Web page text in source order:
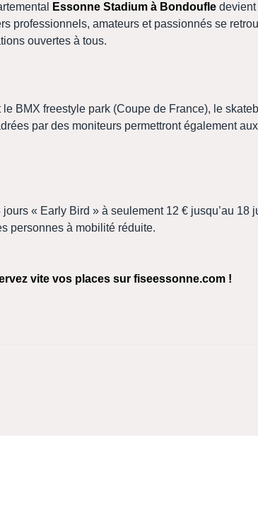
Essonne Stadium à Bondoufle
professionnels, amateurs et passionnés se
ouvertes à tous.
le BMX freestyle park (Coupe de France), le
par des moniteurs permettront également
« Early Bird » à seulement 12 € jusqu’au 18
personnes à mobilité réduite.
vite vos places sur fiseessonne.com !
de Chamarande